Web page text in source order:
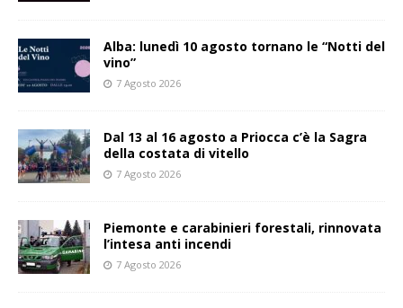
Alba: lunedì 10 agosto tornano le “Notti del
vino”
7 Agosto 2026
Dal 13 al 16 agosto a Priocca c’è la Sagra
della costata di vitello
7 Agosto 2026
Piemonte e carabinieri forestali, rinnovata
l’intesa anti incendi
7 Agosto 2026